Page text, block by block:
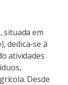
situada em
dedica-se à
atividades
Desde